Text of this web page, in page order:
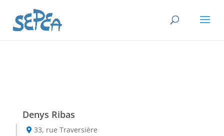
Denys Ribas
33, rue Traversière